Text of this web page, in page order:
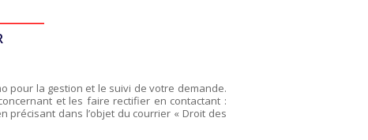
pour la gestion et le suivi de votre demande.
et les faire rectifier en contactant :
précisant dans l’objet du courrier « Droit des